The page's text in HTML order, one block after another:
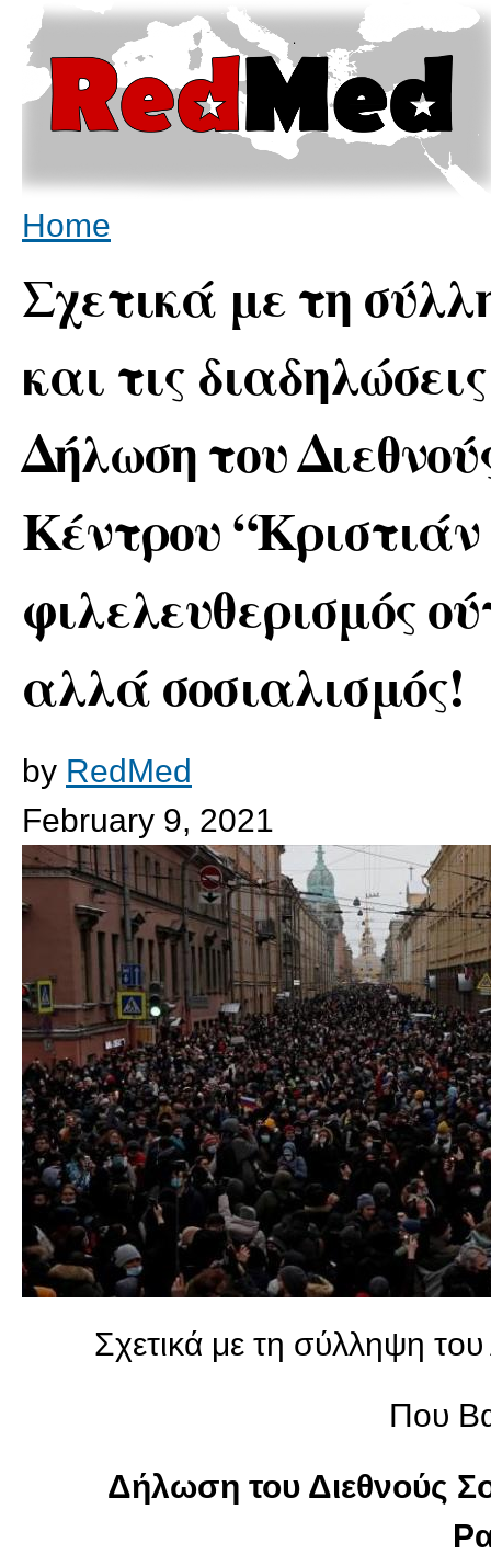
You are here
Home
Σχετικά με τη
και τις
Δήλωση του
Κέντρου
φιλελευθερισμός
αλλά σοσιαλισμός!
by RedMed
February 9, 2021
Σχετικά με τη σύλληψη του
Που
Δήλωση του Διεθνούς